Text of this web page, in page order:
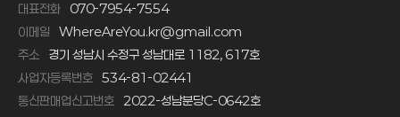
대표전화
070-7954-7554
이메일
WhereAreYou.kr@gmail.com
주소
경기 성남시 수정구 성남대로 1182, 617호
사업자등록번호 534-81-02441
통신판매업신고번호 2022-성남분당C-0642호